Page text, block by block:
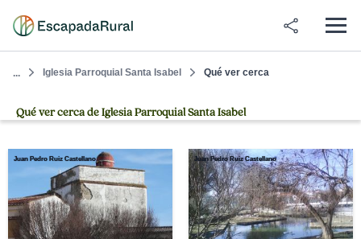
... Iglesia Parroquial Santa Isabel Qué ver cerca
Qué ver cerca de Iglesia Parroquial Santa Isabel
Juan Pedro Ruiz Castellano Juan Pedro Ruiz Castellano